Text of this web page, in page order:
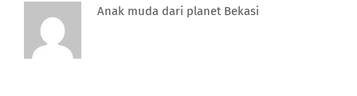
Anak muda dari planet Bekasi